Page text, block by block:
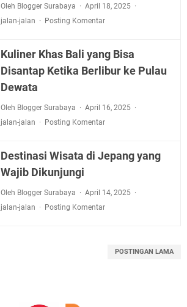
Oleh Blogger Surabaya
April 18, 2025
jalan-jalan
Posting Komentar
Kuliner Khas Bali yang Bisa
Disantap Ketika Berlibur ke Pulau
Dewata
Oleh Blogger Surabaya
April 16, 2025
jalan-jalan
Posting Komentar
Destinasi Wisata di Jepang yang
Wajib Dikunjungi
Oleh Blogger Surabaya
April 14, 2025
jalan-jalan
Posting Komentar
POSTINGAN LAMA